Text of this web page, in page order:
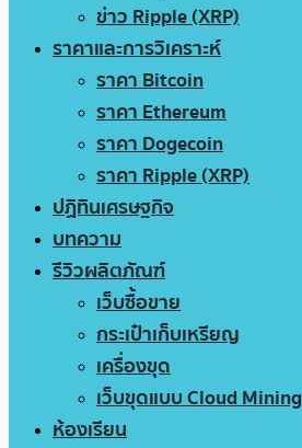
ข่าว Ripple (XRP)
ราคาและการวิเคราะห์
ราคา Bitcoin
ราคา Ethereum
ราคา Dogecoin
ราคา Ripple (XRP)
ปฏิทินเศรษฐกิจ
บทความ
รีวิวผลิตภัณฑ์
เว็บซื้อขาย
กระเป๋าเก็บเหรียญ
เครื่องขุด
เว็บขุดแบบ Cloud Mining
ห้องเรียน